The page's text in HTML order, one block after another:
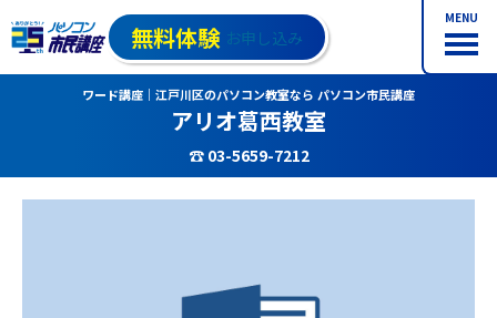
MENU
無料体験 お申し込み
ワード講座｜江戸川区のパソコン教室なら パソコン市民講座
アリオ葛西教室
☎ 03-5659-7212